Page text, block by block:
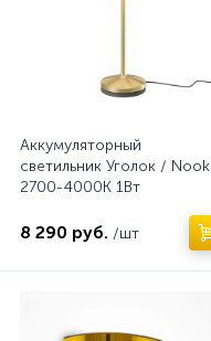
Аккумуляторный
светильник Уголок / Nook
2700-4000К 1Вт
8 290 руб. /шт